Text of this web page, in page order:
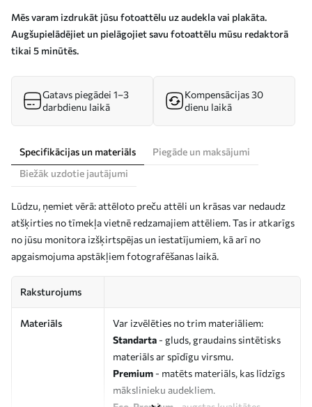
Mēs varam izdrukāt jūsu fotoattēlu uz audekla vai plakāta.
Augšupielādējiet un pielāgojiet savu fotoattēlu mūsu redaktorā
tikai 5 minūtēs.
Gatavs piegādei 1–3
darbdienu laikā
Kompensācijas 30
dienu laikā
Specifikācijas un materiāls
Piegāde un maksājumi
Biežāk uzdotie jautājumi
Lūdzu, ņemiet vērā: attēloto preču attēli un krāsas var nedaudz
atšķirties no tīmekļa vietnē redzamajiem attēliem. Tas ir atkarīgs
no jūsu monitora izšķirtspējas un iestatījumiem, kā arī no
apgaismojuma apstākļiem fotografēšanas laikā.
Raksturojums
Materiāls
Var izvēlēties no trim materiāliem:
Standarta - gluds, graudains sintētisks
materiāls ar spīdīgu virsmu.
Premium - matēts materiāls, kas līdzīgs
mākslinieku audekliem.